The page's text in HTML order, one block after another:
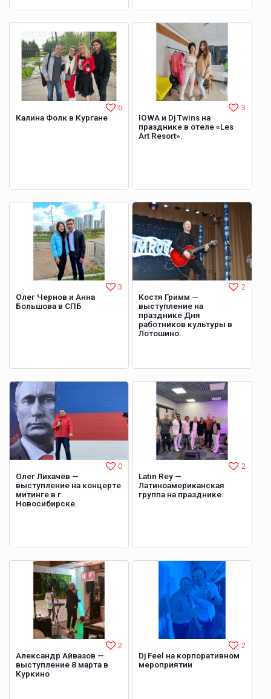
Калина Фолк в Кургане
6
IOWA и Dj Twins на
празднике в отеле «Les
Art Resort».
3
Олег Чернов и Анна
Большова в СПБ
3
Костя Гримм —
выступление на
празднике Дня
работников культуры в
Лотошино.
2
Олег Лихачёв —
выступление на концерте
митинге в г.
Новосибирске.
0
Latin Rey —
Латиноамериканская
группа на празднике.
2
Александр Айвазов —
выступление 8 марта в
Куркино
2
Dj Feel на корпоративном
мероприятии
2